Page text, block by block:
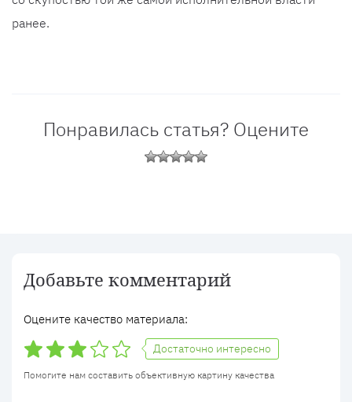
ранее.
Понравилась статья? Оцените
Добавьте комментарий
Оцените качество материала:
Достаточно интересно
Помогите нам составить объективную картину качества